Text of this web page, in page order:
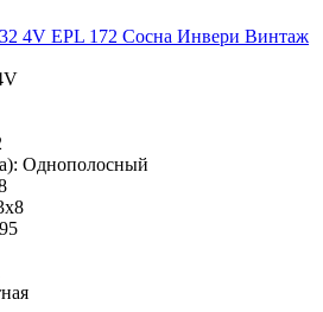
4V EPL 172 Сосна Инвери Винтаж
Однополосный